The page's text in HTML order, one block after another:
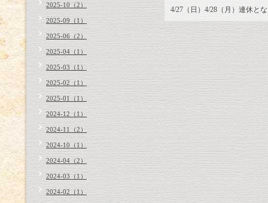
4/27（日）4/28（月）連休と
2025-10（2）
2025-09（1）
2025-06（2）
2025-04（1）
2025-03（1）
2025-02（1）
2025-01（1）
2024-12（1）
2024-11（2）
2024-10（1）
2024-04（2）
2024-03（1）
2024-02（1）